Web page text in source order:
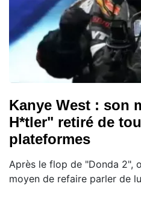
Kanye West : son
H*tler" retiré de
plateformes
Après le flop de "Donda 2",
moyen de refaire parler de